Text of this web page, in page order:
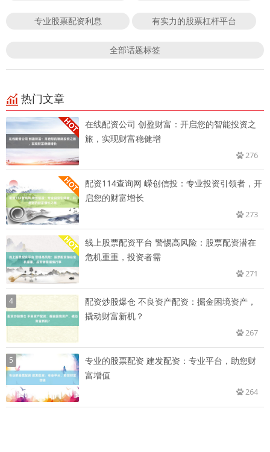
专业股票配资利息 有实力的股票杠杆平台
全部话题标签
热门文章
在线配资公司 创盈财富：开启您的智能投资之
旅，实现财富稳健增
276
配资114查询网 嵘创信投：专业投资引领者，开
启您的财富增长
273
线上股票配资平台 警惕高风险：股票配资潜在
危机重重，投资者需
271
4
配资炒股爆仓 不良资产配资：掘金困境资产，
撬动财富新机？
267
5
专业的股票配资 建发配资：专业平台，助您财
富增值
264